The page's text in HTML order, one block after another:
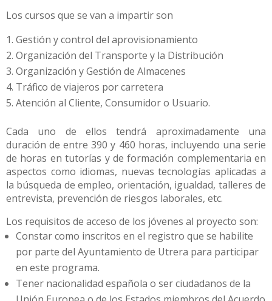
Los cursos que se van a impartir son
Gestión y control del aprovisionamiento
Organización del Transporte y la Distribución
Organización y Gestión de Almacenes
Tráfico de viajeros por carretera
Atención al Cliente, Consumidor o Usuario.
Cada uno de ellos tendrá aproximadamente una
duración de entre 390 y 460 horas, incluyendo una serie
de horas en tutorías y de formación complementaria en
aspectos como idiomas, nuevas tecnologías aplicadas a
la búsqueda de empleo, orientación, igualdad, talleres de
entrevista, prevención de riesgos laborales, etc.
Los requisitos de acceso de los jóvenes al proyecto son:
Constar como inscritos en el registro que se habilite
por parte del Ayuntamiento de Utrera para participar
en este programa.
Tener nacionalidad española o ser ciudadanos de la